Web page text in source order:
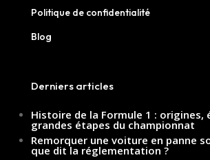
Politique de confidentialité
Blog
Derniers articles
Histoire de la Formule 1 : origines,
grandes étapes du championnat
Remorquer une voiture en panne
que dit la réglementation ?